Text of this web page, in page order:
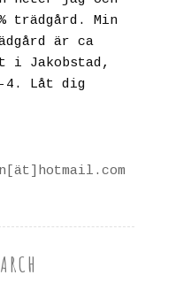
trädgård. Min
är ca
i Jakobstad,
4. Låt dig